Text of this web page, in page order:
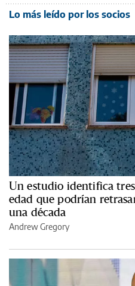
Lo más leído por los socios
Un estudio identifica
edad que podrían
una década
Andrew Gregory